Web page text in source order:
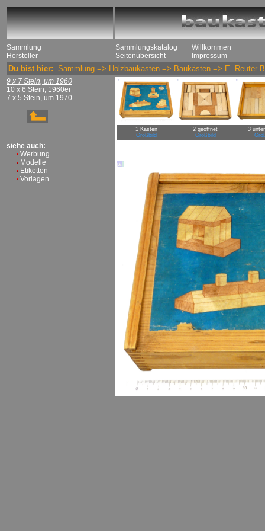
Sammlung
Hersteller
Sammlungskatalog
Seitenübersicht
Willkommen
Impressum
Du bist hier: Sammlung => Holzbaukasten => Baukästen => E. Reuter
9 x 7 Stein, um 1960
10 x 6 Stein, 1960er
7 x 5 Stein, um 1970
siehe auch:
Werbung
Modelle
Etiketten
Vorlagen
1 Kasten
Großbild
2 geöffnet
Großbild
3